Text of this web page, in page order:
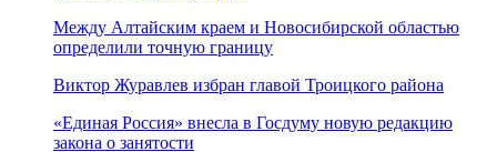
Между Алтайским краем и Новосибирской областью
определили точную границу
Виктор Журавлев избран главой Троицкого района
«Единая Россия» внесла в Госдуму новую редакцию
закона о занятости